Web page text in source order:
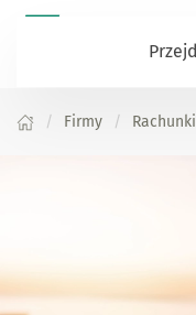
Firmy